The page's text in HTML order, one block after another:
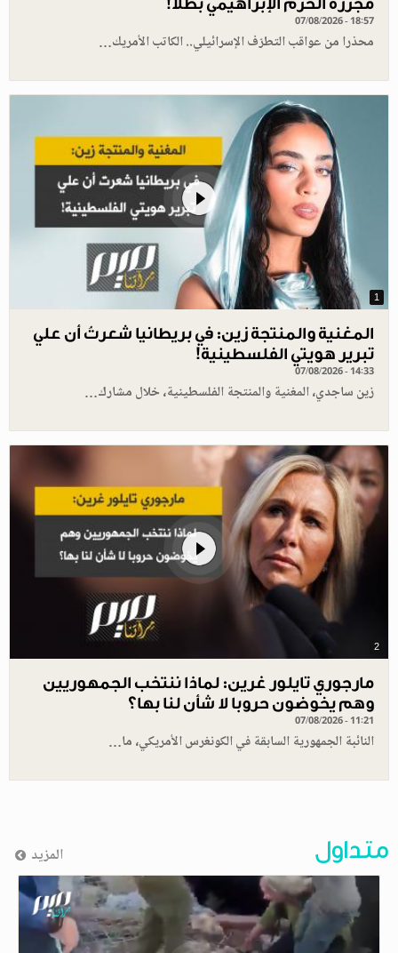
07/08/2026 - 18:57
محذرا من عواقب التطرّف الإسرائيلي.. الكاتب الأمريك…
1
المغنية والمنتجة زين: في بريطانيا شعرتُ أن علي
تبرير هويتي الفلسطينية!
07/08/2026 - 14:33
زين ساجدي، المغنية والمنتجة الفلسطينية، خلال مشارك…
2
مارجوري تايلور غرين: لماذا ننتخب الجمهوريين
وهم يخوضون حروبا لا شأن لنا بها؟
07/08/2026 - 11:21
النائبة الجمهورية السابقة في الكونغرس الأمريكي، ما…
متداول المزيد